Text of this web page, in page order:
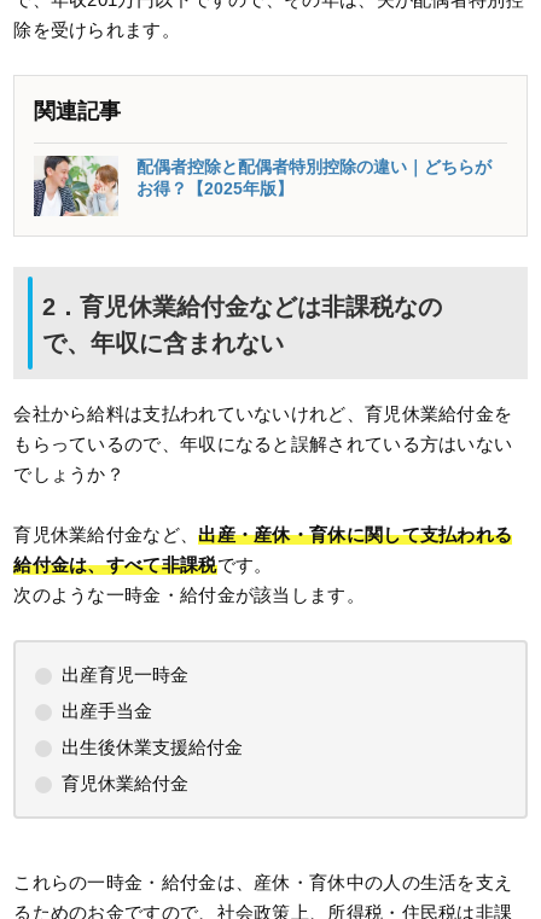
除を受けられます。
関連記事
配偶者控除と配偶者特別控除の違い｜どちらが
お得？【2025年版】
2．育児休業給付金などは非課税なの
で、年収に含まれない
会社から給料は支払われていないけれど、育児休業給付金を
もらっているので、年収になると誤解されている方はいない
でしょうか？
育児休業給付金など、出産・産休・育休に関して支払われる
給付金は、すべて非課税です。
次のような一時金・給付金が該当します。
出産育児一時金
出産手当金
出生後休業支援給付金
育児休業給付金
これらの一時金・給付金は、産休・育休中の人の生活を支え
るためのお金ですので、社会政策上、所得税・住民税は非課